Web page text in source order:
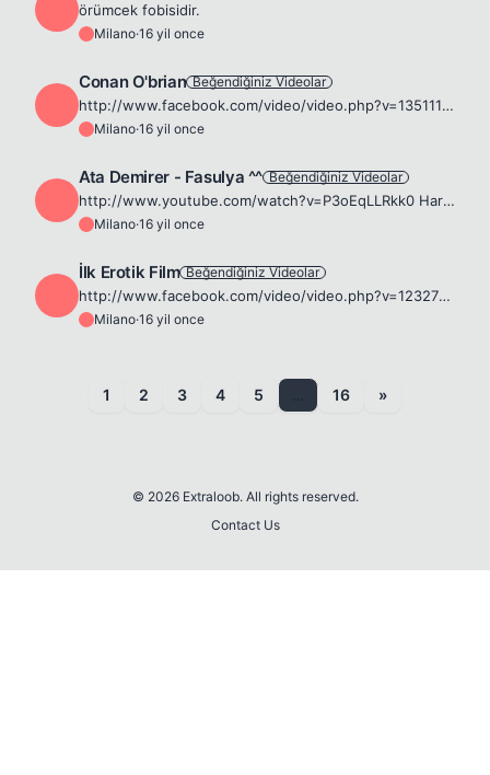
örümcek fobisidir.
Milano·16 yil once
Conan O'brian Beğendiğiniz Videolar
http://www.facebook.com/video/video.php?v=135111313683&amp;ref=nf sonuna kadar izleyin 🎅
Milano·16 yil once
Ata Demirer - Fasulya ^^ Beğendiğiniz Videolar
http://www.youtube.com/watch?v=P3oEqLLRkk0 Harika olmuş müzik. ^^
Milano·16 yil once
İlk Erotik Film Beğendiğiniz Videolar
http://www.facebook.com/video/video.php?v=123278828890&amp;ref=nf muhahaha 😁
Milano·16 yil once
1 2 3 4 5 16 »
© 2026 Extraloob. All rights reserved.
Contact Us